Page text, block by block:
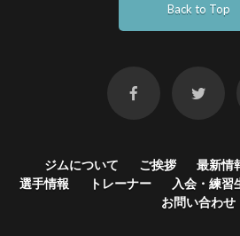
Back to Top
ジムについて ご挨拶 最新情
選手情報
トレーナー 入会・練習
お問い合わせ